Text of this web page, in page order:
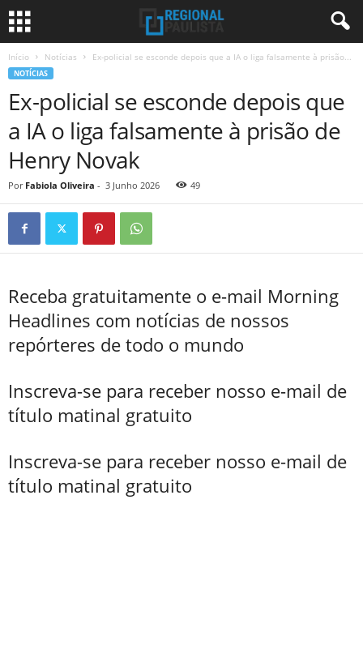
Início Notícias Ex-policial se esconde depois que a IA o liga falsamente à prisão...
NOTÍCIAS
Ex-policial se esconde depois que
a IA o liga falsamente à prisão de
Henry Novak
Por Fabiola Oliveira - 3 Junho 2026 49
Receba gratuitamente o e-mail Morning
Headlines com notícias de nossos
repórteres de todo o mundo
Inscreva-se para receber nosso e-mail de
título matinal gratuito
Inscreva-se para receber nosso e-mail de
título matinal gratuito